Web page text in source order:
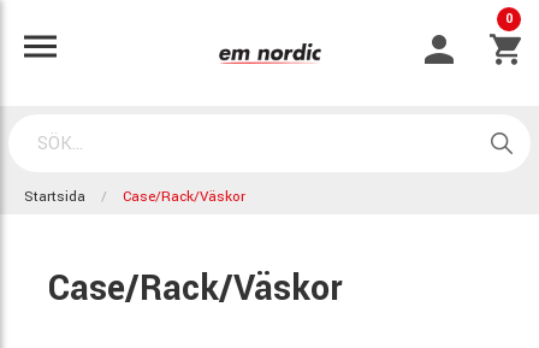
0
Startsida Case/Rack/Väskor
Case/Rack/Väskor